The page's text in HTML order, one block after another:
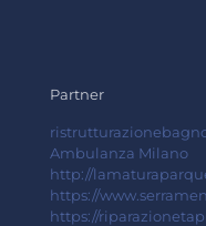
Partner
Ambulanza Milano
http://
https://
https://